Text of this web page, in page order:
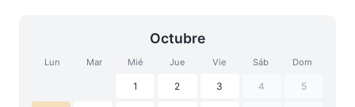
Octubre
Lun Mar Mié Jue Vie Sáb Dom
1 2 3 4 5